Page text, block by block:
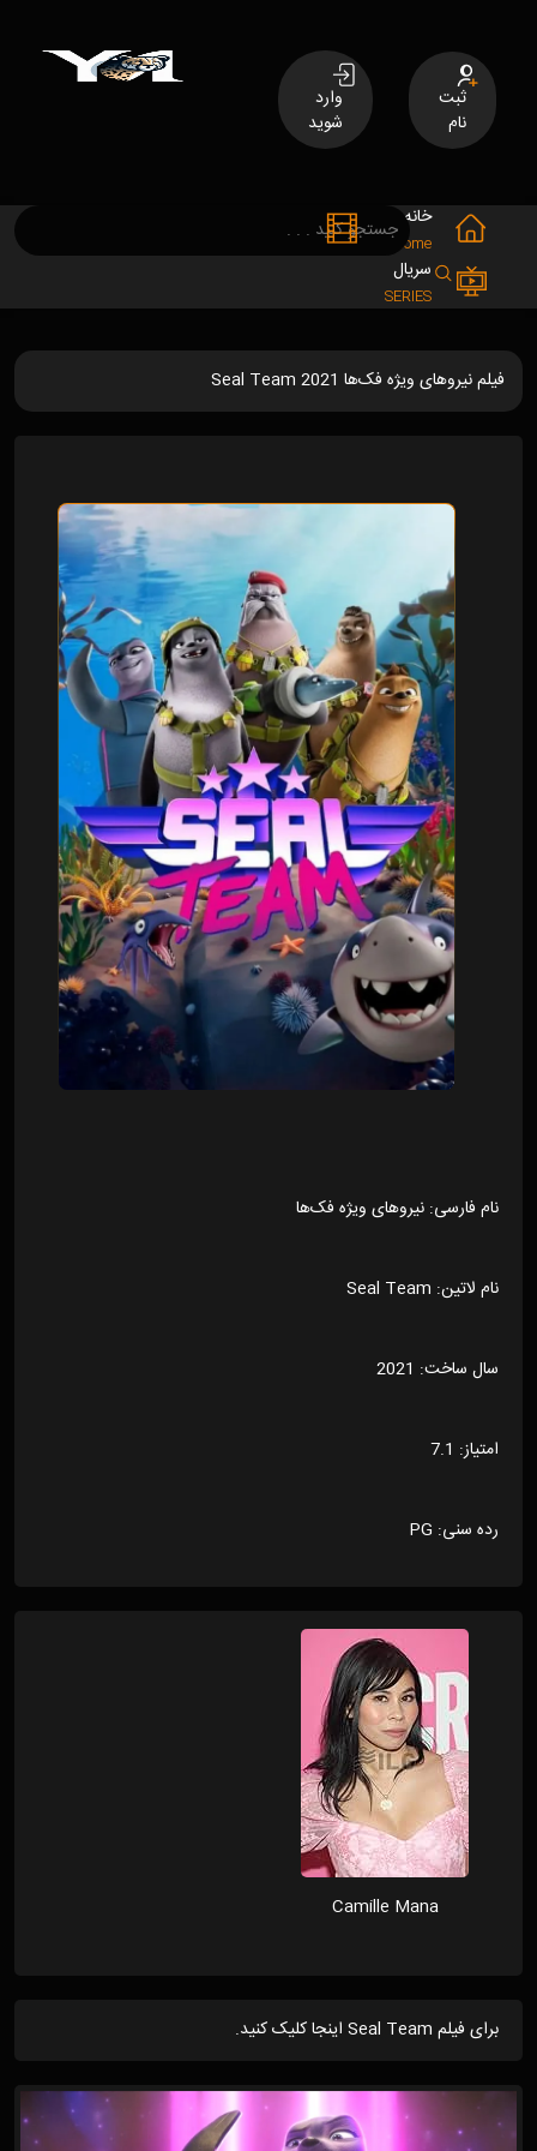
ثبت
نام
وارد
شوید
خانه
Home
سریال
SERIES
فیلم نیروهای ویژه فک‌ها Seal Team 2021
نام فارسی: نیروهای ویژه فک‌ها
نام لاتین: Seal Team
سال ساخت: 2021
امتیاز: 7.1
رده سنی: PG
Camille Mana
برای فیلم Seal Team اینجا کلیک کنید.